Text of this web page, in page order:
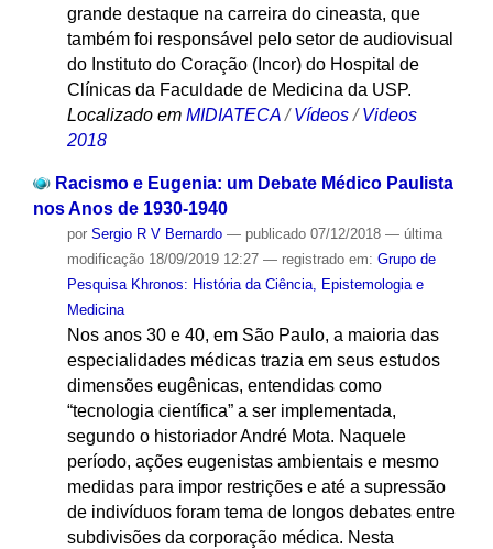
grande destaque na carreira do cineasta, que
também foi responsável pelo setor de audiovisual
do Instituto do Coração (Incor) do Hospital de
Clínicas da Faculdade de Medicina da USP.
Localizado em MIDIATECA /Vídeos /Videos
2018
Racismo e Eugenia: um Debate Médico Paulista
nos Anos de 1930-1940
por Sergio R V Bernardo — publicado07/12/2018 — última
modificação18/09/2019 12:27 — registrado em: Grupo de
Pesquisa Khronos: História da Ciência, Epistemologia e
Medicina
Nos anos 30 e 40, em São Paulo, a maioria das
especialidades médicas trazia em seus estudos
dimensões eugênicas, entendidas como
“tecnologia científica” a ser implementada,
segundo o historiador André Mota. Naquele
período, ações eugenistas ambientais e mesmo
medidas para impor restrições e até a supressão
de indivíduos foram tema de longos debates entre
subdivisões da corporação médica. Nesta